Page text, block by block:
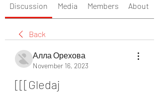
Discussion Media Members About
Back
Алла Орехова
November 16, 2023
[[[Gledaj